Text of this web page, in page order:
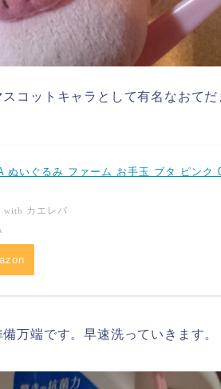
コットキャラとして有名なおてだ
ぬいぐるみ ファーム お手玉 ブタ ピンク
with カエレバ
万端です。早速洗っていきます。